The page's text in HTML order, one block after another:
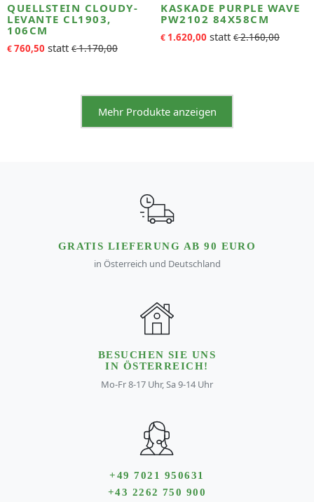
QUELLSTEIN CLOUDY-
LEVANTE CL1903,
106CM
€760,50 €1.170,00
KASKADE PURPLE WAVE
PW2102 84X58CM
€ 1.620,00 €2.160,00
Mehr Produkte anzeigen
GRATIS LIEFERUNG AB 90 EURO
in Österreich und Deutschland
BESUCHEN SIE UNS
IN ÖSTERREICH!
Mo-Fr 8-17 Uhr, Sa 9-14 Uhr
+49 7021 950631
+43 2262 750 900